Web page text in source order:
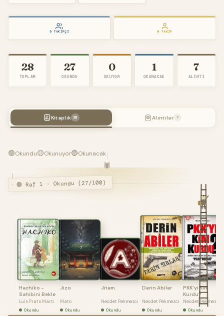
5 TAKIPÇI 0 TAKIP
28
TOPLAM
27
OKUNDU
0
OKUYOR
1
OKUNACAK
7
ALINTI
Kitaplık 28 Alıntılar 7
🟢Okundu🟡Okunuyor🔵Okunacak
🕷️
🟢 Raf 1 · Okundu (27/100)
Hachiko -
Sahibini Bekle
Luis Prats Marti
Okundu
Jizo
Mato
Okundu
Jitem
Necdet Pekmezci
Okundu
Derin Abiler
Necdet Pekmezci
Okundu
PKK'yi Kim
Kurdu?
Necdet Pekmezci
Okundu